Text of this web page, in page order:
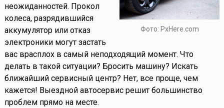
Фото: PxHere.com
неожиданностей. Прокол
колеса, разрядившийся
аккумулятор или отказ
электроники могут застать
вас врасплох в самый неподходящий момент. Что
делать в такой ситуации? Бросить машину? Искать
ближайший сервисный центр? Нет, все проще, чем
кажется! Выездной автосервис решит большинство
проблем прямо на месте.